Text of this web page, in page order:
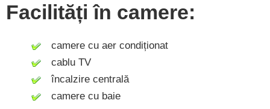
Facilități în camere:
camere cu aer condiționat
cablu TV
încalzire centrală
camere cu baie